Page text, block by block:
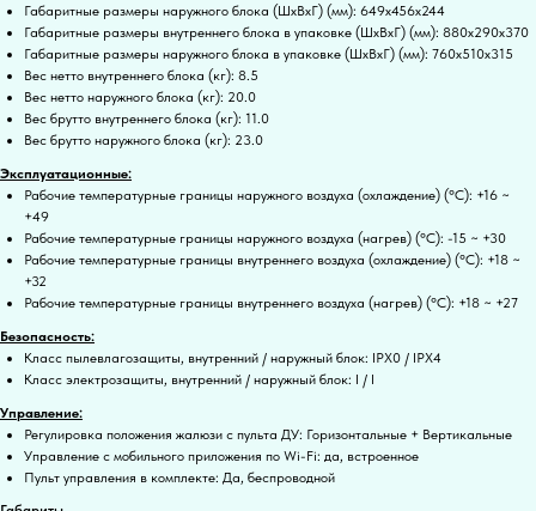
Габаритные размеры наружного блока (ШxВxГ) (мм): 649x456x244
Габаритные размеры внутреннего блока в упаковке (ШxВxГ) (мм): 880x290x370
Габаритные размеры наружного блока в упаковке (ШxВxГ) (мм): 760x510x315
Вес нетто внутреннего блока (кг): 8.5
Вес нетто наружного блока (кг): 20.0
Вес брутто внутреннего блока (кг): 11.0
Вес брутто наружного блока (кг): 23.0
Эксплуатационные:
Рабочие температурные границы наружного воздуха (охлаждение) (°C): +16 ~
+49
Рабочие температурные границы наружного воздуха (нагрев) (°C): -15 ~ +30
Рабочие температурные границы внутреннего воздуха (охлаждение) (°C): +18 ~
+32
Рабочие температурные границы внутреннего воздуха (нагрев) (°C): +18 ~ +27
Безопасность:
Класс пылевлагозащиты, внутренний / наружный блок: IPX0 / IPX4
Класс электрозащиты, внутренний / наружный блок: I / I
Управление:
Регулировка положения жалюзи с пульта ДУ: Горизонтальные + Вертикальные
Управление c мобильного приложения по Wi-Fi: да, встроенное
Пульт управления в комплекте: Да, беспроводной